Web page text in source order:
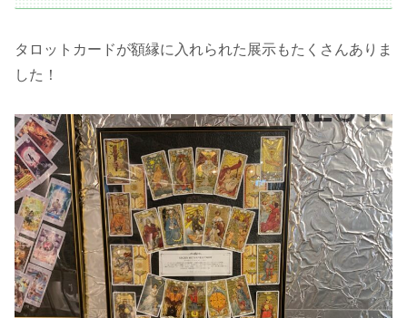
タロットカードが額縁に入れられた展示もたくさんありま
した！